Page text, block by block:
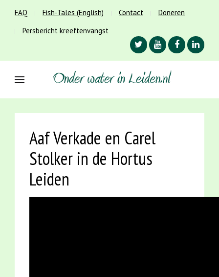
FAQ Fish-Tales (English) Contact
Doneren
Persbericht kreeftenvangst
Aaf Verkade en Carel
Stolker in de Hortus
Leiden